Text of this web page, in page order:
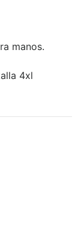
manos.
4xl